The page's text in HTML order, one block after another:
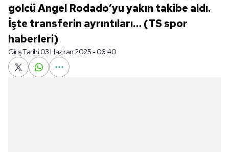
golcü Angel Rodado’yu yakın takibe aldı.
İşte transferin ayrıntıları… (TS spor
haberleri)
Giriş Tarihi:03 Haziran 2025 - 06:40